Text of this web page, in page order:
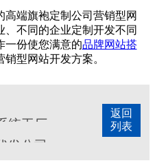
高端旗袍定制公司营销型网
不同的企业定制开发不同
一份使您满意的品牌网站搭
型网站开发方案。
返回
列表